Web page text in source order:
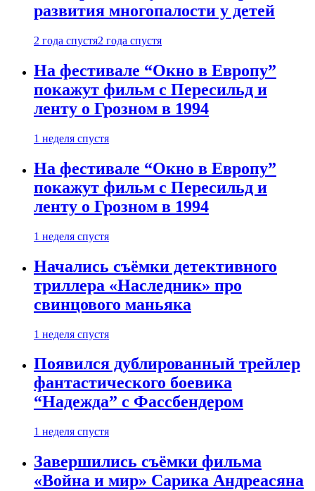
развития многопалости у детей
2 года спустя2 года спустя
На фестивале “Окно в Европу”
покажут фильм с Пересильд и
ленту о Грозном в 1994
1 неделя спустя
На фестивале “Окно в Европу”
покажут фильм с Пересильд и
ленту о Грозном в 1994
1 неделя спустя
Начались съёмки детективного
триллера «Наследник» про
свинцового маньяка
1 неделя спустя
Появился дублированный трейлер
фантастического боевика
“Надежда” с Фассбендером
1 неделя спустя
Завершились съёмки фильма
«Война и мир» Сарика Андреасяна